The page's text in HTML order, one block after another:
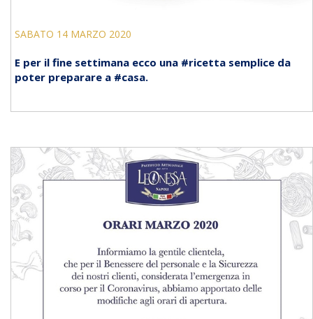
SABATO 14 MARZO 2020
E per il fine settimana ecco una #ricetta semplice da
poter preparare a #casa.